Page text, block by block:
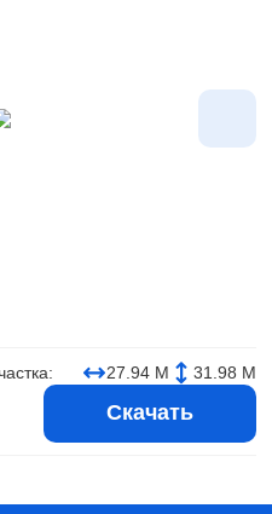
27.94 М
31.98 М
Скачать